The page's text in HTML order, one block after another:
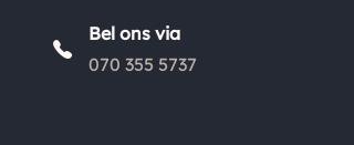
Bel ons via
070 355 5737